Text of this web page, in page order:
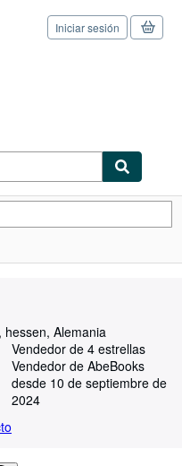
Iniciar sesión
Alemania
Vendedor de 4 estrellas
Vendedor de AbeBooks
desde 10 de septiembre de
2024